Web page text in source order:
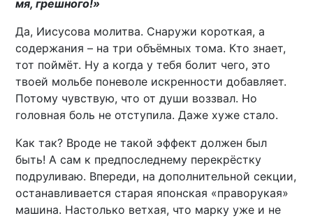
мя, грешного!»
Да, Иисусова молитва. Снаружи короткая, а
содержания – на три объёмных тома. Кто знает,
тот поймёт. Ну а когда у тебя болит чего, это
твоей мольбе поневоле искренности добавляет.
Потому чувствую, что от души воззвал. Но
головная боль не отступила. Даже хуже стало.
Как так? Вроде не такой эффект должен был
быть! А сам к предпоследнему перекрёстку
подруливаю. Впереди, на дополнительной секции,
останавливается старая японская «праворукая»
машина. Настолько ветхая, что марку уже и не